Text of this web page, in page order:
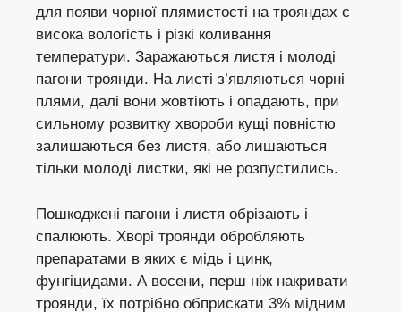
для появи чорної плямистості на трояндах є
висока вологість і різкі коливання
температури. Заражаються листя і молоді
пагони троянди. На листі з’являються чорні
плями, далі вони жовтіють і опадають, при
сильному розвитку хвороби кущі повністю
залишаються без листя, або лишаються
тільки молоді листки, які не розпустились.
Пошкоджені пагони і листя обрізають і
спалюють. Хворі троянди обробляють
препаратами в яких є мідь і цинк,
фунгіцидами. А восени, перш ніж накривати
троянди, їх потрібно обприскати 3% мідним